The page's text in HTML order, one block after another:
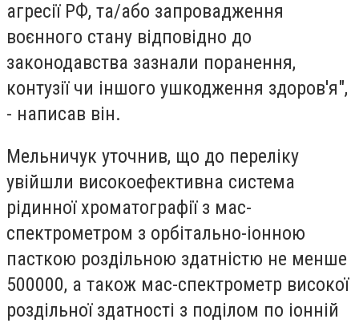
агресії РФ, та/або запровадження
воєнного стану відповідно до
законодавства зазнали поранення,
контузії чи іншого ушкодження здоров'я",
- написав він.
Мельничук уточнив, що до переліку
увійшли високоефективна система
рідинної хроматографії з мас-
спектрометром з орбітально-іонною
пасткою роздільною здатністю не менше
500000, а також мас-спектрометр високої
роздільної здатності з поділом по іонній